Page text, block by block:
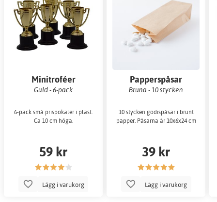
Minitroféer
Guld - 6-pack
6-pack små prispokaler i plast.
Ca 10 cm höga.
59 kr
Lägg i varukorg
Papperspåsar
Bruna - 10 stycken
10 stycken godispåsar i brunt
papper. Påsarna är 10x6x24 cm
39 kr
Lägg i varukorg